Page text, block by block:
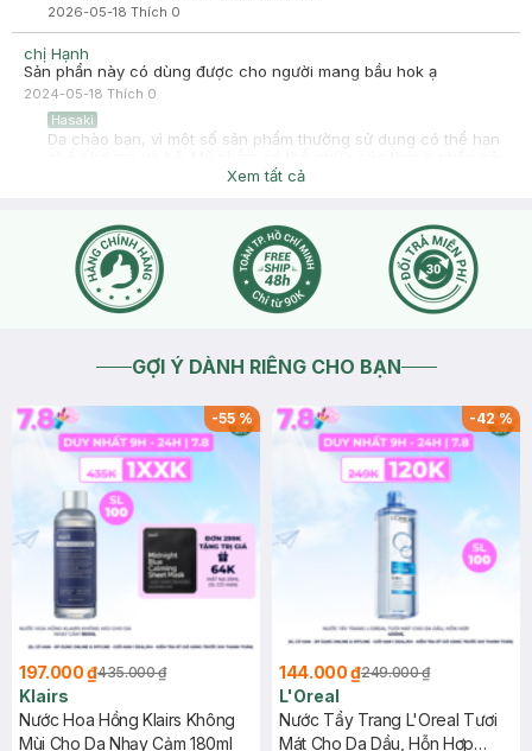
2026-05-18 Thích 0
chị Hạnh
Sản phẩn này có dùng được cho người mang bầu hok ạ
2024-05-18 Thích 0
Hasaki
Dạ chào bạn, vì một số sản phẩm thường sử dụng có thể hạn
rối loạn nội tiết tố, ảnh hưởng tới các hormon của người mẹ.
qua đường uống bạn nên tham khảo ý kiến bác sĩ phụ sản
2024-05-18Thích
Xem tất cả
GỢI Ý DÀNH RIÊNG CHO BẠN
-55%
197.000 ₫435.000 ₫
Klairs
Nước Hoa Hồng Klairs Không
Mùi Cho Da Nhạy Cảm 180ml
-42%
144.000 ₫249.000 ₫
L'Oreal
Nước Tẩy Trang L'Oreal Tươi
Mát Cho Da Dầu, Hỗn Hợp